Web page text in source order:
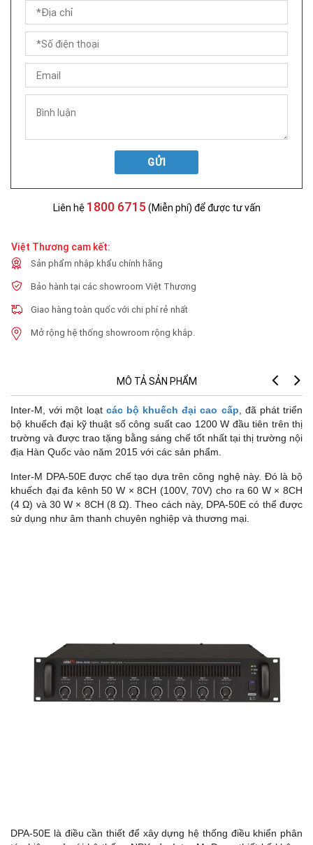
GỬI
Liên hệ 1800 6715 (Miễn phí) để được tư vấn
Việt Thương cam kết:
Sản phẩm nhập khẩu chính hãng
Bảo hành tại các showroom Việt Thương
Giao hàng toàn quốc với chi phí rẻ nhất
Mở rộng hệ thống showroom rộng khắp.
MÔ TẢ SẢN PHẨM
Inter-M, với một loạt các bộ khuếch đại cao cấp, đã phát triển
bộ khuếch đại kỹ thuật số công suất cao 1200 W đầu tiên trên thị
trường và được trao tặng bằng sáng chế tốt nhất tại thị trường nội
địa Hàn Quốc vào năm 2015 với các sản phẩm.
Inter-M DPA-50E được chế tạo dựa trên công nghệ này. Đó là bộ
khuếch đại đa kênh 50 W × 8CH (100V, 70V) cho ra 60 W × 8CH
(4 Ω) và 30 W × 8CH (8 Ω). Theo cách này, DPA-50E có thể được
sử dụng như âm thanh chuyên nghiệp và thương mại.
DPA-50E là điều cần thiết để xây dựng hệ thống điều khiển phân